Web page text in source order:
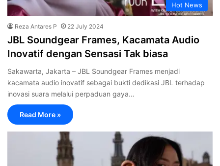
Hot News
Reza Antares P 22 July 2024
JBL Soundgear Frames, Kacamata Audio
Inovatif dengan Sensasi Tak biasa
Sakawarta, Jakarta – JBL Soundgear Frames menjadi
kacamata audio inovatif sebagai bukti dedikasi JBL terhadap
inovasi suara melalui perpaduan gaya…
Read More »